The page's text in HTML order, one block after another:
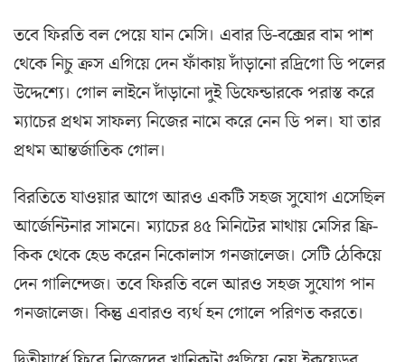
তবে ফিরতি বল পেয়ে যান মেসি। এবার ডি-বক্সের বাম পাশ
থেকে নিচু ক্রস এগিয়ে দেন ফাঁকায় দাঁড়ানো রদ্রিগো ডি পলের
উদ্দেশ্যে। গোল লাইনে দাঁড়ানো দুই ডিফেন্ডারকে পরাস্ত করে
ম্যাচের প্রথম সাফল্য নিজের নামে করে নেন ডি পল। যা তার
প্রথম আন্তর্জাতিক গোল।
বিরতিতে যাওয়ার আগে আরও একটি সহজ সুযোগ এসেছিল
আর্জেন্টিনার সামনে। ম্যাচের ৪৫ মিনিটের মাথায় মেসির ফ্রি-
কিক থেকে হেড করেন নিকোলাস গনজালেজ। সেটি ঠেকিয়ে
দেন গালিন্দেজ। তবে ফিরতি বলে আরও সহজ সুযোগ পান
গনজালেজ। কিন্তু এবারও ব্যর্থ হন গোলে পরিণত করতে।